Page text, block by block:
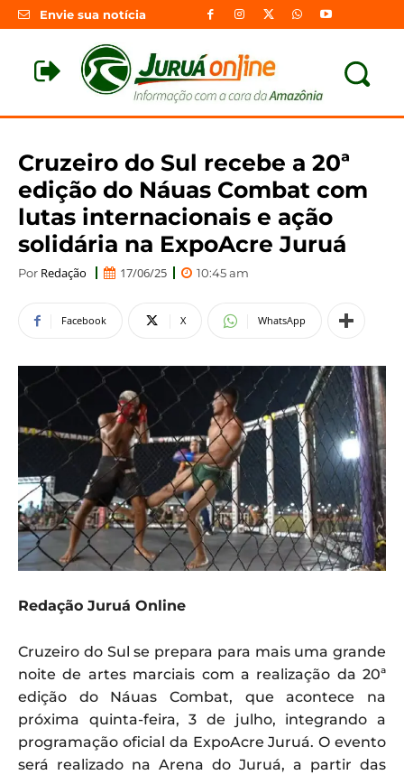
Envie sua notícia
Cruzeiro do Sul recebe a 20ª
edição do Náuas Combat com
lutas internacionais e ação
solidária na ExpoAcre Juruá
Por Redação 17/06/25 10:45 am
Facebook X WhatsApp
Redação Juruá Online
Cruzeiro do Sul se prepara para mais uma grande
noite de artes marciais com a realização da 20ª
edição do Náuas Combat, que acontece na
próxima quinta-feira, 3 de julho, integrando a
programação oficial da ExpoAcre Juruá. O evento
será realizado na Arena do Juruá, a partir das